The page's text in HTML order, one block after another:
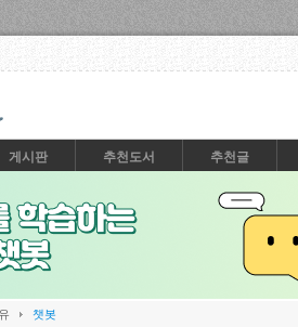
게시판 추천도서 추천글
챗봇